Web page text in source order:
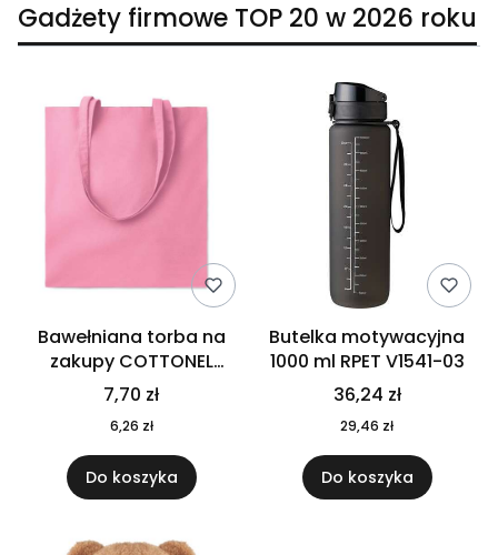
Gadżety firmowe TOP 20 w 2026 roku
Bawełniana torba na
zakupy COTTONEL
COLOUR++ MO9846-11
7,70 zł
6,26 zł
Do koszyka
Butelka motywacyjna
1000 ml RPET V1541-03
36,24 zł
29,46 zł
Do koszyka